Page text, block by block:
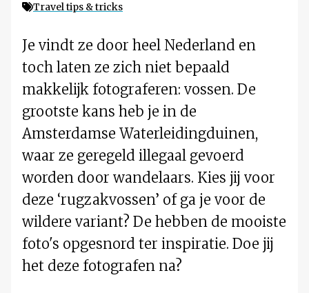
Travel tips & tricks
Je vindt ze door heel Nederland en
toch laten ze zich niet bepaald
makkelijk fotograferen: vossen. De
grootste kans heb je in de
Amsterdamse Waterleidingduinen,
waar ze geregeld illegaal gevoerd
worden door wandelaars. Kies jij voor
deze ‘rugzakvossen’ of ga je voor de
wildere variant? De hebben de mooiste
foto's opgesnord ter inspiratie. Doe jij
het deze fotografen na?